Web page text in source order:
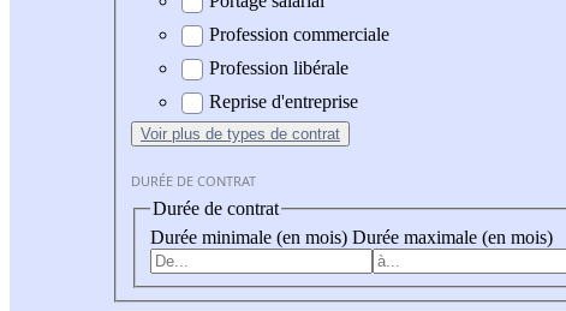
Profession commerciale
Profession libérale
Reprise d'entreprise
Voir plus de types de contrat
DURÉE DE CONTRAT
Durée de contrat
Durée minimale (en mois) Durée maximale (en mois)